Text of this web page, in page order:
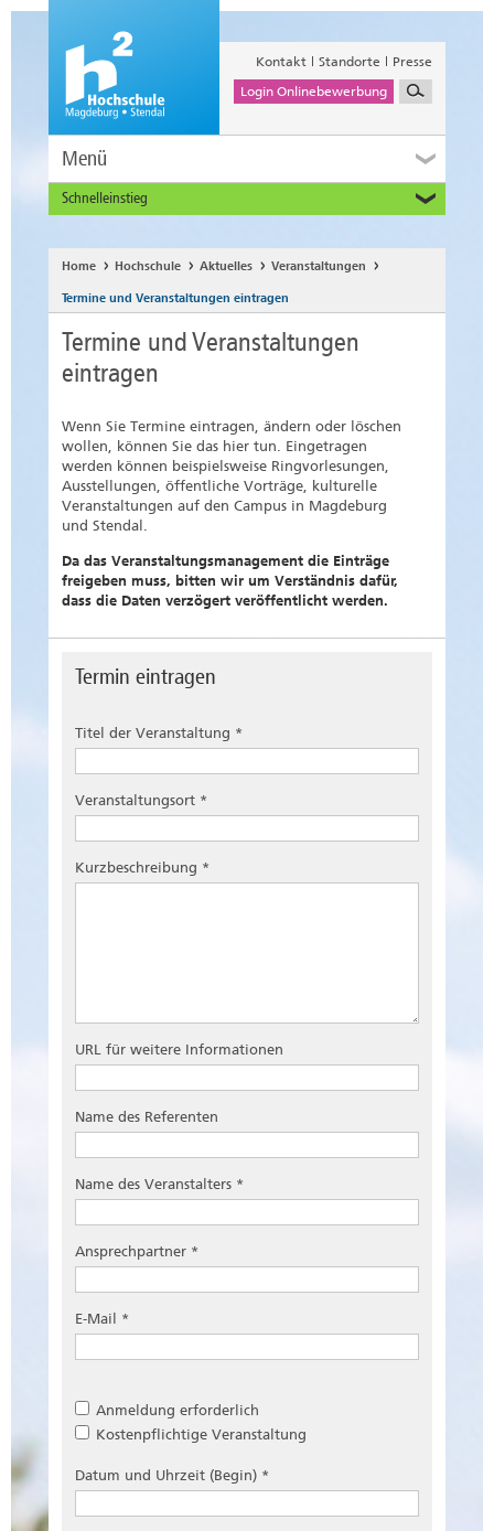
Kontakt Standorte
Presse
Login Onlinebewerbung
Menü
Schnelleinstieg
Alumni
Unternehmen und Institutionen
Studierende
Beschäftigte
International
Home Hochschule Aktuelles Veranstaltungen
Termine und Veranstaltungen eintragen
Termine und Veranstaltungen
eintragen
Wenn Sie Termine eintragen, ändern oder löschen
wollen, können Sie das hier tun. Eingetragen
werden können beispielsweise Ringvorlesungen,
Ausstellungen, öffentliche Vorträge, kulturelle
Veranstaltungen auf den Campus in Magdeburg
und Stendal.
Da das Veranstaltungsmanagement die Einträge
freigeben muss, bitten wir um Verständnis dafür,
dass die Daten verzögert veröffentlicht werden.
Termin eintragen
Titel der Veranstaltung *
Veranstaltungsort *
Kurzbeschreibung *
URL für weitere Informationen
Name des Referenten
Name des Veranstalters *
Ansprechpartner *
E-Mail *
Anmeldung erforderlich
Kostenpflichtige Veranstaltung
Datum und Uhrzeit (Begin) *